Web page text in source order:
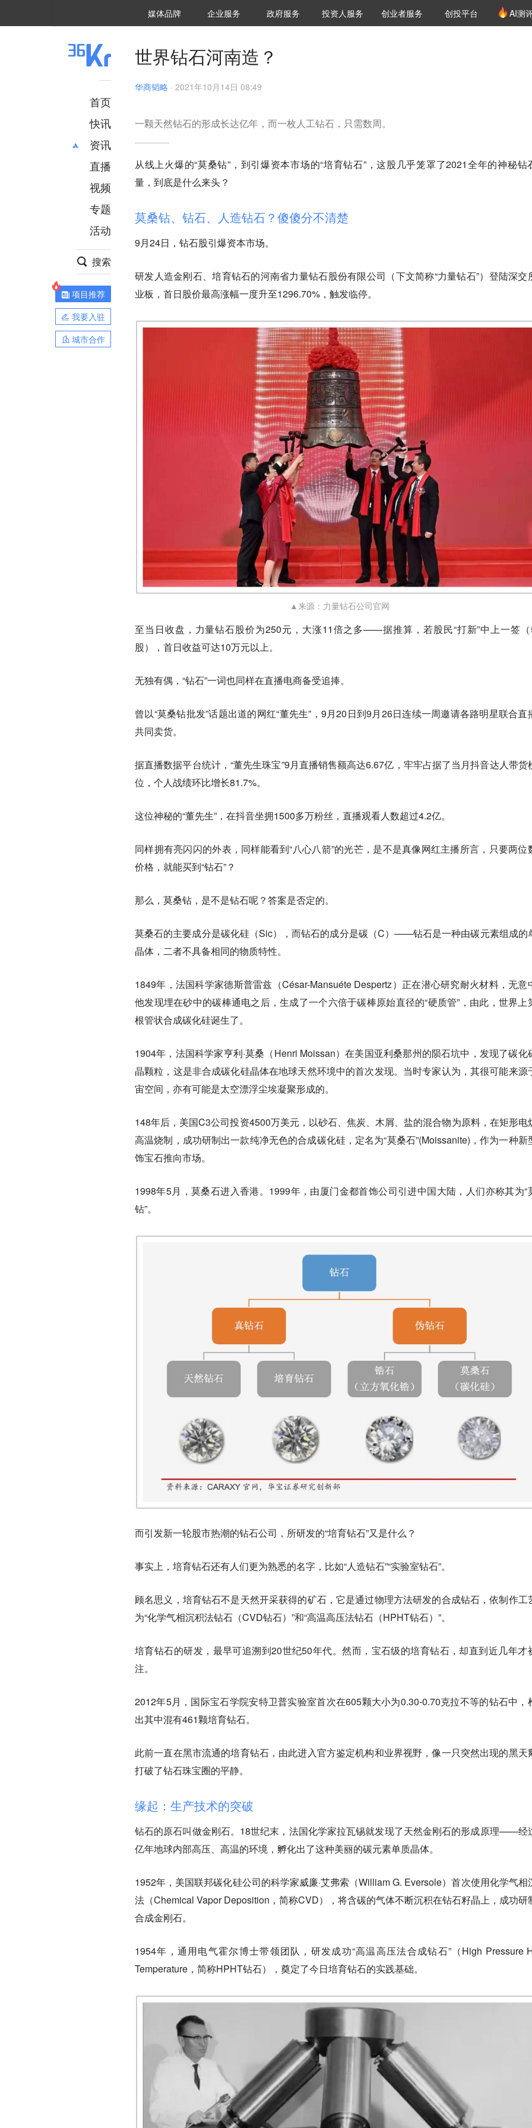
媒体品牌 36Kr研究院
企业服务 城市之窗
政府服务 VClub投资机构库
投资机构职位推介
投资人服务 创投氪堂
创业者服务 创投平台 AI测
首页
快讯
资讯
推荐
财经
项目推荐
安徽
直播
视频
专题
活动
搜索
项目推荐
我要入驻
城市合作
世界钻石河南造？
华商韬略 · 2021年10月14日 08:49
一颗天然钻石的形成长达亿年，而一枚人工钻石，只需数周。
从线上火爆的“莫桑钻”，到引爆资本市场的“培育钻石”，这股几乎笼罩了2021全年的神秘钻
量，到底是什么来头？
莫桑钻、钻石、人造钻石？傻傻分不清楚
9月24日，钻石股引爆资本市场。
研发人造金刚石、培育钻石的河南省力量钻石股份有限公司（下文简称“力量钻石”）登陆深交
业板，首日股价最高涨幅一度升至1296.70%，触发临停。
▲来源：力量钻石公司官网
至当日收盘，力量钻石股价为250元，大涨11倍之多——据推算，若股民“打新”中上一签（
股），首日收益可达10万元以上。
无独有偶，“钻石”一词也同样在直播电商备受追捧。
曾以“莫桑钻批发”话题出道的网红“董先生”，9月20日到9月26日连续一周邀请各路明星联合直
共同卖货。
据直播数据平台统计，“董先生珠宝”9月直播销售额高达6.67亿，牢牢占据了当月抖音达人带货
位，个人战绩环比增长81.7%。
这位神秘的“董先生”，在抖音坐拥1500多万粉丝，直播观看人数超过4.2亿。
同样拥有亮闪闪的外表，同样能看到“八心八箭”的光芒，是不是真像网红主播所言，只要两位
价格，就能买到“钻石”？
那么，莫桑钻，是不是钻石呢？答案是否定的。
莫桑石的主要成分是碳化硅（Sic），而钻石的成分是碳（C）——钻石是一种由碳元素组成的
晶体，二者不具备相同的物质特性。
1849年，法国科学家德斯普雷兹（César-Mansuéte Despertz）正在潜心研究耐火材料，无意
他发现埋在砂中的碳棒通电之后，生成了一个六倍于碳棒原始直径的“硬质管”，由此，世界上
根管状合成碳化硅诞生了。
1904年，法国科学家亨利·莫桑（Henri Moissan）在美国亚利桑那州的陨石坑中，发现了碳化
晶颗粒，这是非合成碳化硅晶体在地球天然环境中的首次发现。当时专家认为，其很可能来源
宙空间，亦有可能是太空漂浮尘埃凝聚形成的。
148年后，美国C3公司投资4500万美元，以砂石、焦炭、木屑、盐的混合物为原料，在矩形电
高温烧制，成功研制出一款纯净无色的合成碳化硅，定名为“莫桑石”(Moissanite)，作为一种新
饰宝石推向市场。
1998年5月，莫桑石进入香港。1999年，由厦门金都首饰公司引进中国大陆，人们亦称其为“
钻”。
而引发新一轮股市热潮的钻石公司，所研发的“培育钻石”又是什么？
事实上，培育钻石还有人们更为熟悉的名字，比如“人造钻石”“实验室钻石”。
顾名思义， 培育钻石不是天然开采获得的矿石，它是通过物理方法研发的合成钻石，依制作工
为“化学气相沉积法钻石（CVD钻石）”和“高温高压法钻石（HPHT钻石）”。
培育钻石的研发，最早可追溯到20世纪50年代。然而，宝石级的培育钻石，却直到近几年才
注。
2012年5月，国际宝石学院安特卫普实验室首次在605颗大小为0.30-0.70克拉不等的钻石中，
出其中混有461颗培育钻石。
此前一直在黑市流通的培育钻石，由此进入官方鉴定机构和业界视野，像一只突然出现的黑天
打破了钻石珠宝圈的平静。
缘起：生产技术的突破
钻石的原石叫做金刚石。18世纪末，法国化学家拉瓦锡就发现了天然金刚石的形成原理——经
亿年地球内部高压、高温的环境，孵化出了这种美丽的碳元素单质晶体。
1952年，美国联邦碳化硅公司的科学家威廉·艾弗索（William G. Eversole）首次使用化学气相
法（Chemical Vapor Deposition，简称CVD），将含碳的气体不断沉积在钻石籽晶上，成功研
合成金刚石。
1954年，通用电气霍尔博士带领团队，研发成功“高温高压法合成钻石”（High Pressure
Temperature，简称HPHT钻石），奠定了今日培育钻石的实践基础。